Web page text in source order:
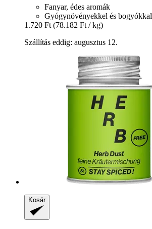
Fanyar, édes aromák
Gyógynövényekkel és bogyókkal
1.720 Ft (78.182 Ft / kg)
Szállítás eddig: augusztus 12.
Kosár